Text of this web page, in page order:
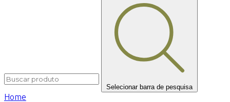
Selecionar barra de pesquisa
Home